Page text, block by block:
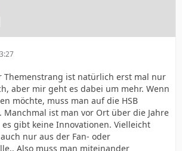
Themenstrang ist natürlich erst mal nur
aber mir geht es dabei um mehr. Wenn
möchte, muss man auf die HSB
Manchmal ist man vor Ort über die Jahre
gibt keine Innovationen. Vielleicht
nur aus der Fan- oder
Also muss man miteinander